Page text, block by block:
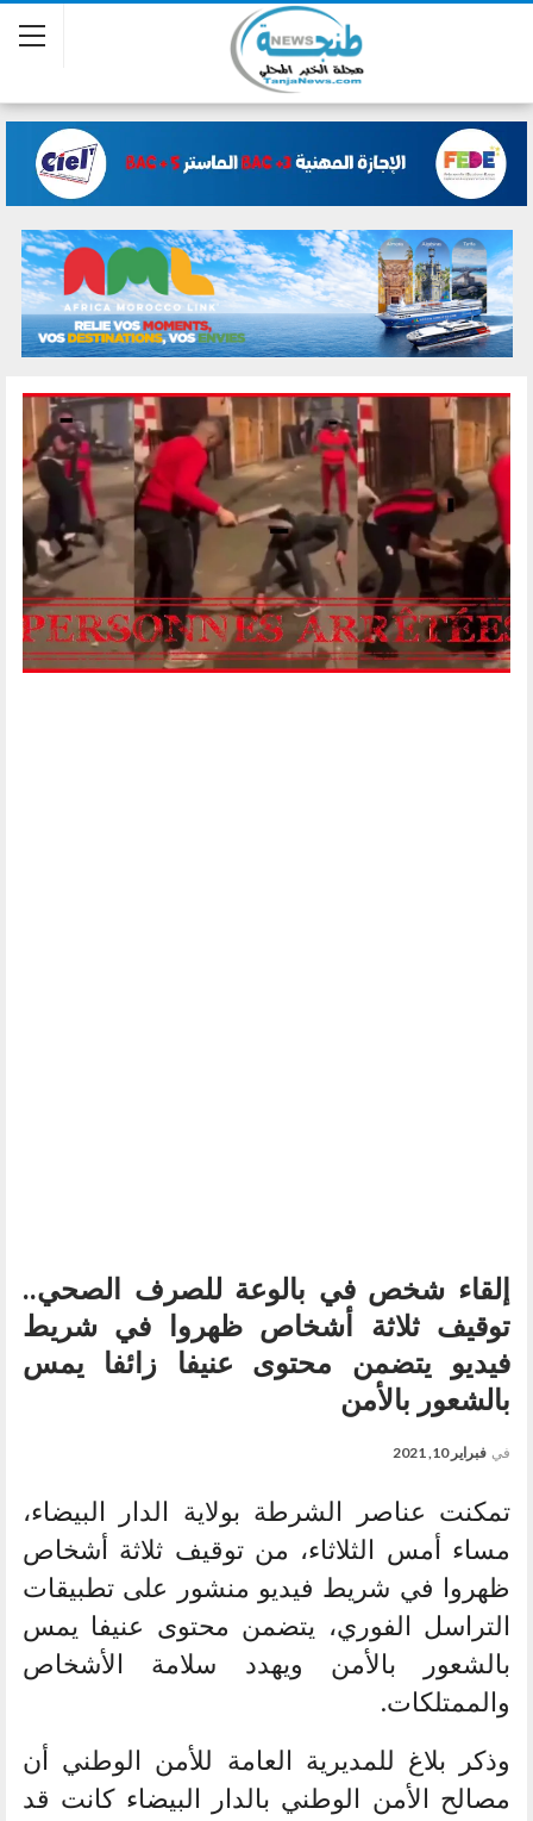
إلقاء شخص في بالوعة للصرف الصحي..
توقيف ثلاثة أشخاص ظهروا في شريط
فيديو يتضمن محتوى عنيفا زائفا يمس
بالشعور بالأمن
في فبراير 10, 2021
تمكنت عناصر الشرطة بولاية الدار البيضاء،
مساء أمس الثلاثاء، من توقيف ثلاثة أشخاص
ظهروا في شريط فيديو منشور على تطبيقات
التراسل الفوري، يتضمن محتوى عنيفا يمس
بالشعور بالأمن ويهدد سلامة الأشخاص
والممتلكات.
وذكر بلاغ للمديرية العامة للأمن الوطني أن
مصالح الأمن الوطني بالدار البيضاء كانت قد